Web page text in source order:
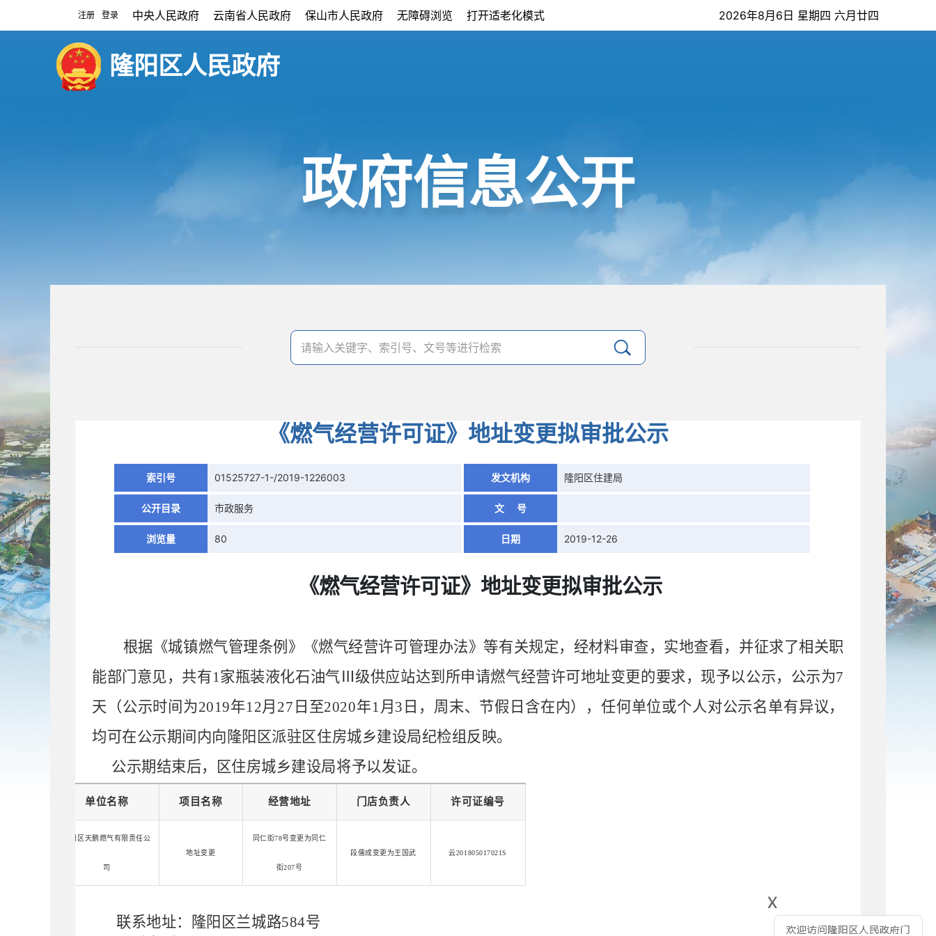
注册 登录
x
中央人民政府 云南省人民政府 保山市人民政府 无障碍浏览 打开适老化模式 2026年8月6日 星期四 六月廿四
隆阳区人民政府
政府信息公开
《燃气经营许可证》地址变更拟审批公示
索引号 01525727-1-/2019-1226003 发文机构 隆阳区住建局
公开目录 市政服务 文 号
浏览量 80 日期 2019-12-26
《燃气经营许可证》 地址变更拟审批公示
根据《城镇燃气管理条例》《燃气经营许可管理办法》等有关规定，经材料审查， 实地查看， 并征求了相关职
能部门意见， 共有1家瓶装液化石油气 Ⅲ级供应站达到所申请燃气经营许可地址变更的要求，现予以公示，公示为7
天 （公示时间为2019年12月 27 日至2020年1月 3 日 ，周末、节假日含在内），任何单位或个人对公示名单有异议，
均可在公示期间内向隆阳区派驻区住房城乡建设局纪检组反映。
公示期结束后，区住房城乡建设局将予以发证。
单位名称 项目名称 经营地址 门店负责人 许可证编号
隆阳区天鹏燃气有限责任公
司
地址变更
同仁街78号变更为同仁
街207号
段儒成变更为王国武 云201805017021S
联系地址：隆阳区兰城路584号